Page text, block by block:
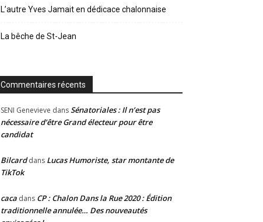
L’autre Yves Jamait en dédicace chalonnaise
La bêche de St-Jean
Commentaires récents
SENI Genevieve dansSénatoriales : Il n’est pas
nécessaire d’être Grand électeur pour être
candidat
Bilcarddans Lucas Humoriste, star montante de
TikTok
caca dans CP : Chalon Dans la Rue 2020 : Édition
traditionnelle annulée… Des nouveautés